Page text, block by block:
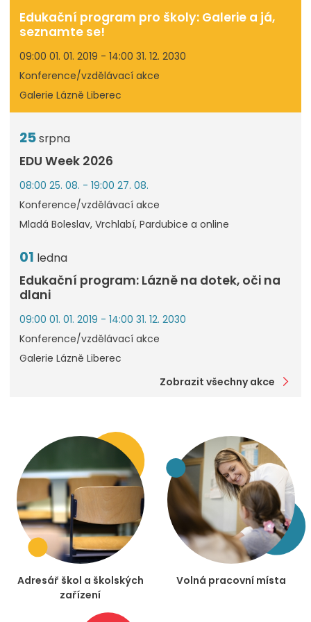
Edukační program pro školy: Galerie a já,
seznamte se!
09:00 01. 01. 2019 - 14:00 31. 12. 2030
Konference/vzdělávací akce
Galerie Lázně Liberec
25srpna
EDU Week 2026
08:00 25. 08. - 19:00 27. 08.
Konference/vzdělávací akce
Mladá Boleslav, Vrchlabí, Pardubice a online
01 ledna
Edukační program: Lázně na dotek, oči na
dlani
09:00 01. 01. 2019 - 14:00 31. 12. 2030
Konference/vzdělávací akce
Galerie Lázně Liberec
Zobrazit všechny akce
Adresář škol a školských
zařízení
Volná pracovní místa